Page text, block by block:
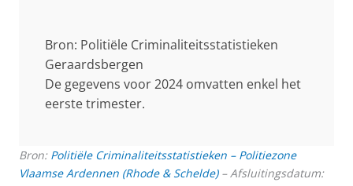
Bron: Politiële Criminaliteitsstatistieken
Geraardsbergen
De gegevens voor 2024 omvatten enkel het
eerste trimester.
Bron: Politiële Criminaliteitsstatistieken – Politiezone
Vlaamse Ardennen (Rhode & Schelde)– Afsluitingsdatum: